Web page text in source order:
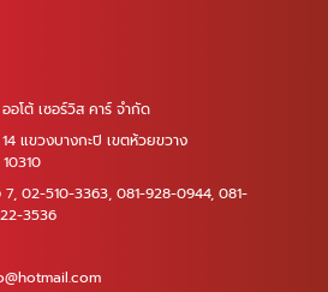
โต้ เซอร์วิส คาร์ จำกัด
แขวงบางกะปิ เขตห้วยขวาง
7,02-510-3363,081-928-0944,081-
3536